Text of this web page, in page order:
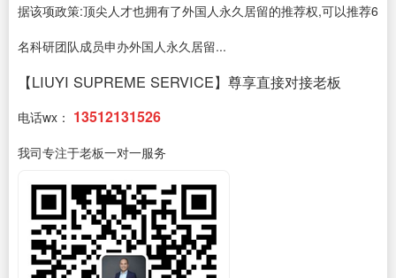
据该项政策:顶尖人才也拥有了外国人永久居留的推荐权,可以推荐6
名科研团队成员申办外国人永久居留...
【LIUYI SUPREME SERVICE】尊享直接对接老板
电话wx： 13512131526
我司专注于老板一对一服务